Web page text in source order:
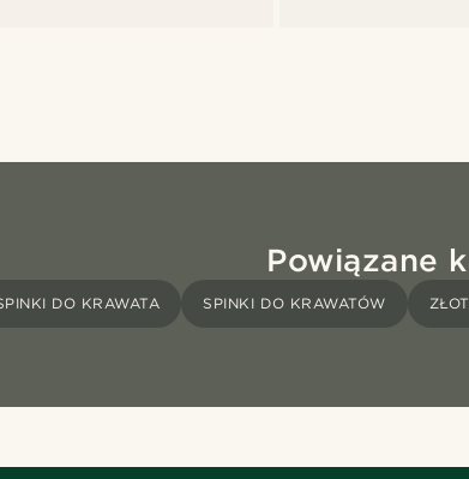
Powiązane
DO KRAWATA SPINKI DO KRAWATÓW